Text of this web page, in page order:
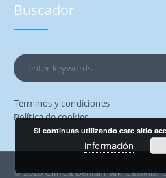
Buscador
Términos y condiciones
Política de cookies
© 2020 Clínica Dental Park Castellar
Si continuas utilizando este sitio
información